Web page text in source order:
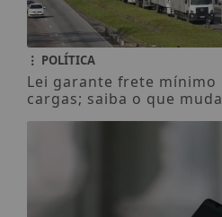
POLÍTICA
Lei garante frete
cargas; saiba o que muda